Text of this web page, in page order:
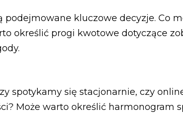
podejmowane kluczowe decyzje. Co
określić progi kwotowe dotyczące
spotykamy się stacjonarnie, czy
Może warto określić harmonogram